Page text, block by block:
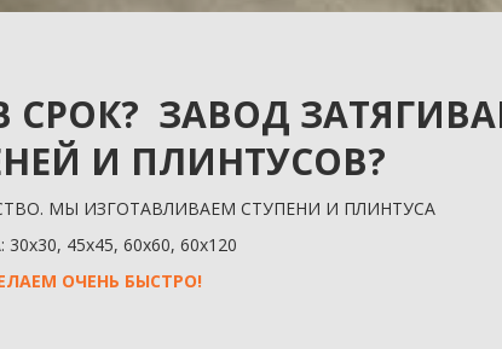
СРОК? ЗАВОД
И ПЛИНТУСОВ?
МЫ ИЗГОТАВЛИВАЕМ СТУПЕНИ И ПЛИНТУСА
45x45, 60x60, 60x120
ОЧЕНЬ БЫСТРО!